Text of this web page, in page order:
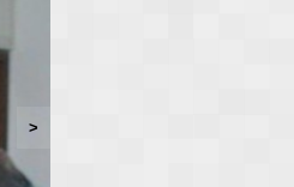
>